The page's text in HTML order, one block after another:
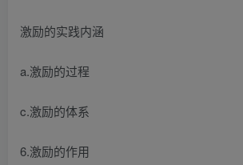
激励的实践内涵
a.激励的过程
c.激励的体系
6.激励的作用